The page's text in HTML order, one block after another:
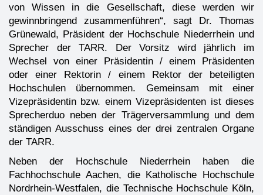
von Wissen in die Gesellschaft, diese werden wir
gewinnbringend zusammenführen“, sagt Dr. Thomas
Grünewald, Präsident der Hochschule Niederrhein und
Sprecher der TARR. Der Vorsitz wird jährlich im
Wechsel von einer Präsidentin / einem Präsidenten
oder einer Rektorin / einem Rektor der beteiligten
Hochschulen übernommen. Gemeinsam mit einer
Vizepräsidentin bzw. einem Vizepräsidenten ist dieses
Sprecherduo neben der Trägerversammlung und dem
ständigen Ausschuss eines der drei zentralen Organe
der TARR.
Neben der Hochschule Niederrhein haben die
Fachhochschule Aachen, die Katholische Hochschule
Nordrhein-Westfalen, die Technische Hochschule Köln,